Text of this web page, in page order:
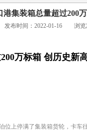
港集装箱总量超过200
发布时间：2022-01-16 浏览
万标箱 创历史新
位上停满了集装箱货轮，卡车